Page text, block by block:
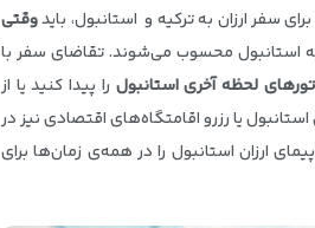
سفر ارزان به ترکیه و استانبول، بایدوقتی
به استانبول محسوب می‌شوند. تقاضای سفر با
لحظه آخری استانبول را پیدا کنید یا از
یا رزرو اقامتگاه‌های اقتصادی نیز در
ارزان استانبول را در همه‌ی زمان‌ها برای